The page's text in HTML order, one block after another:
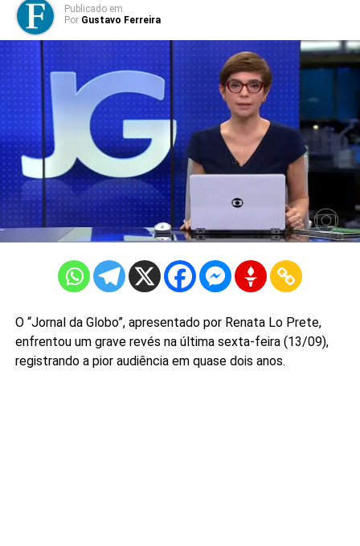
Publicado em
Por Gustavo Ferreira
O “Jornal da Globo”, apresentado por Renata Lo Prete,
enfrentou um grave revés na última sexta-feira (13/09),
registrando a pior audiência em quase dois anos.